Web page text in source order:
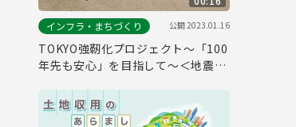
インフラ・まちづくり
公開2023.01.16
TOKYO強靭化プロジェクト～「100
年先も安心」を目指して～＜地震編